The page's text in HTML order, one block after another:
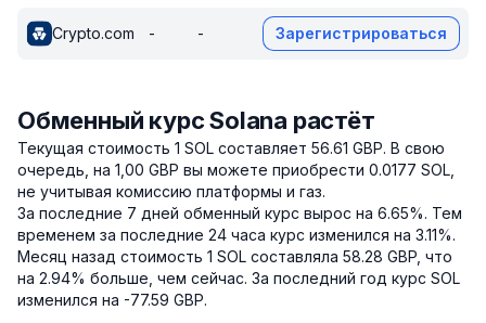
Crypto.com - - Зарегистрироваться
Обменный курс Solana растёт
Текущая стоимость 1 SOL составляет 56.61 GBP. В свою
очередь, на 1,00 GBP вы можете приобрести 0.0177 SOL,
не учитывая комиссию платформы и газ.
За последние 7 дней обменный курс вырос на 6.65%. Тем
временем за последние 24 часа курс изменился на 3.11%.
Месяц назад стоимость 1 SOL составляла 58.28 GBP, что
на 2.94% больше, чем сейчас. За последний год курс SOL
изменился на -77.59 GBP.